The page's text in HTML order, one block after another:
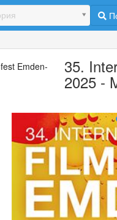
Emden-
35.
2025 -